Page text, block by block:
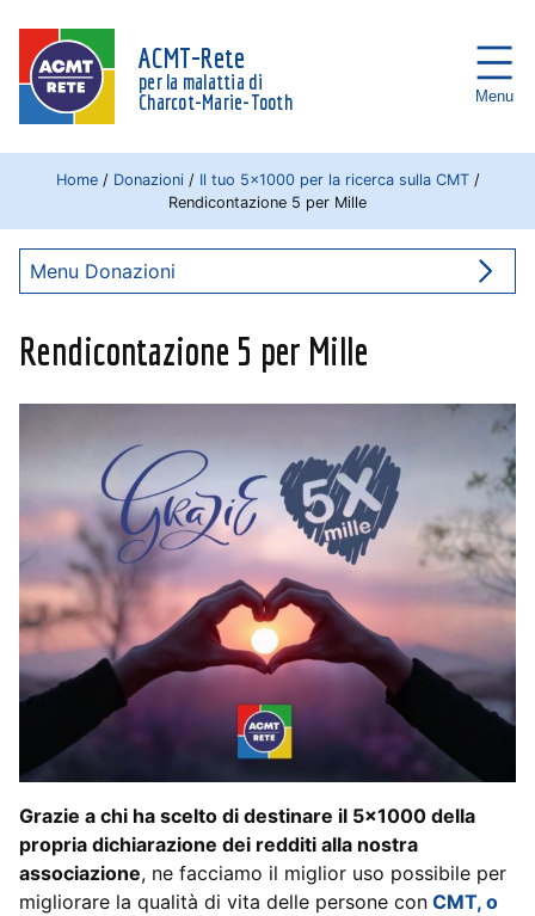
ACMT-Rete
per la malattia di
Charcot-Marie-Tooth
Menu
Home/ Donazioni/ Il tuo 5×1000 per la ricerca sulla CMT/
Rendicontazione 5 per Mille
Menu Donazioni
Rendicontazione 5 per Mille
Grazie a chi ha scelto di destinare il 5×1000 della
propria dichiarazione dei redditi alla nostra
associazione, ne facciamo il miglior uso possibile per
migliorare la qualità di vita delle persone con CMT, o